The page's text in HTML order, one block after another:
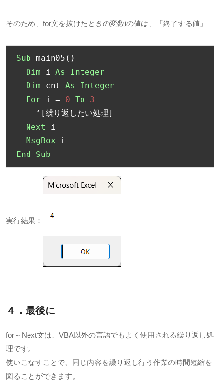
そのため、for文を抜けたときの変数iの値は、「終了する値」
Sub main05 ()
Dim i As
Integer
Dim cnt As
Integer
For i = 0 To
3
‘[繰り返したい処理]
Next
i
MsgBox
End
Sub
実行結果：
４．最後に
for～Next文は、VBA以外の言語でもよく使用される繰り返し処
理です。
使いこなすことで、同じ内容を繰り返し行う作業の時間短縮を
図ることができます。